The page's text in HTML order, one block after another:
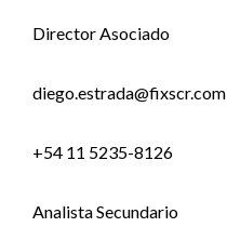
Director Asociado
diego.estrada@fixscr.com
+54 11 5235-8126
Analista Secundario